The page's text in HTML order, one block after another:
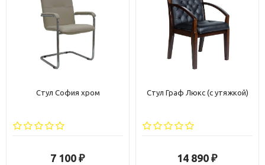
Стул София хром
7 100 ₽
Стул Граф Люкс (с утяжкой)
14 890 ₽